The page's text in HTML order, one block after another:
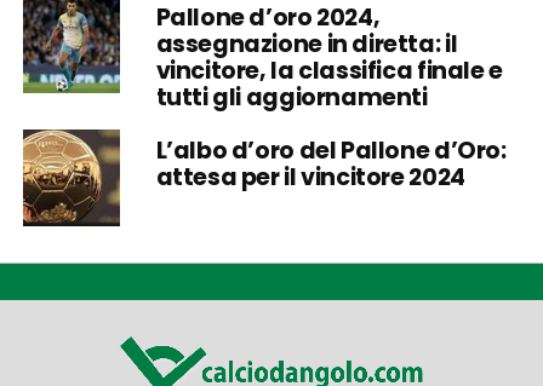
Pallone d’oro 2024,
assegnazione in diretta: il
vincitore, la classifica finale e
tutti gli aggiornamenti
L’albo d’oro del Pallone d’Oro:
attesa per il vincitore 2024